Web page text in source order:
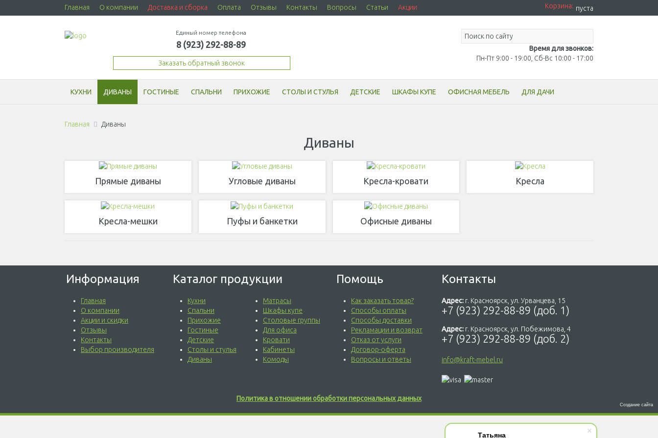
Татьяна
Главная О компании Доставка и сборка Оплата Отзывы Контакты Вопросы Статьи Акции Корзина: пуста
Единый номер телефона
8 (923) 292-88-89
Заказать обратный звонок
Время для звонков:
Пн-Пт 9:00 - 19:00, Сб-Вс 10:00 - 17:00
КУХНИ ДИВАНЫ ГОСТИНЫЕ СПАЛЬНИ ПРИХОЖИЕ СТОЛЫ И СТУЛЬЯ ДЕТСКИЕ ШКАФЫ КУПЕ ОФИСНАЯ МЕБЕЛЬ ДЛЯ ДАЧИ
Главная Диваны
Диваны
Прямые диваны Угловые диваны Кресла-кровати Кресла
Кресла-мешки Пуфы и банкетки Офисные диваны
Информация Каталог продукции Помощь Контакты
Главная
О компании
Акции и скидки
Отзывы
Контакты
Выбор производителя
Кухни
Спальни
Прихожие
Гостиные
Детские
Столы и стулья
Диваны
Матрасы
Шкафы купе
Столовые группы
Для офиса
Кровати
Кабинеты
Комоды
Как заказать товар?
Способы оплаты
Способы доставки
Рекламации и возврат
Отказ от услуги
Договор-оферта
Вопросы и ответы
Адрес: г. Красноярск, ул. Урванцева, 15
+7 (923) 292-88-89 (доб. 1)
Адрес: г. Красноярск, ул. Побежимова, 4
+7 (923) 292-88-89 (доб. 2)
info@kraft-mebel.ru
Политика в отношении обработки персональных данных
Создание сайта